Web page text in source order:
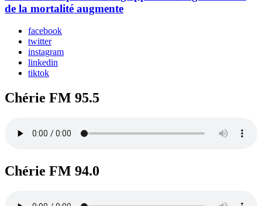
de la mortalité augmente
facebook
twitter
instagram
linkedin
tiktok
Chérie FM 95.5
Chérie FM 94.0